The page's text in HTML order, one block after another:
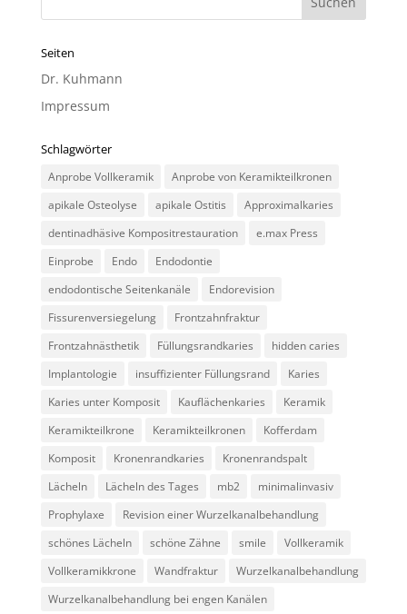
Seiten
Dr. Kuhmann
Impressum
Schlagwörter
Anprobe Vollkeramik
Anprobe von Keramikteilkronen
apikale Osteolyse
apikale Ostitis
Approximalkaries
dentinadhäsive Kompositrestauration
e.max Press
Einprobe
Endo
Endodontie
endodontische Seitenkanäle
Endorevision
Fissurenversiegelung
Frontzahnfraktur
Frontzahnästhetik
Füllungsrandkaries
hidden caries
Implantologie
insuffizienter Füllungsrand
Karies
Karies unter Komposit
Kauflächenkaries
Keramik
Keramikteilkrone
Keramikteilkronen
Kofferdam
Komposit
Kronenrandkaries
Kronenrandspalt
Lächeln
Lächeln des Tages mb2
minimalinvasiv
Prophylaxe
Revision einer Wurzelkanalbehandlung
schönes Lächeln
schöne Zähne smile
Vollkeramik
Vollkeramikkrone
Wandfraktur
Wurzelkanalbehandlung
Wurzelkanalbehandlung bei engen Kanälen